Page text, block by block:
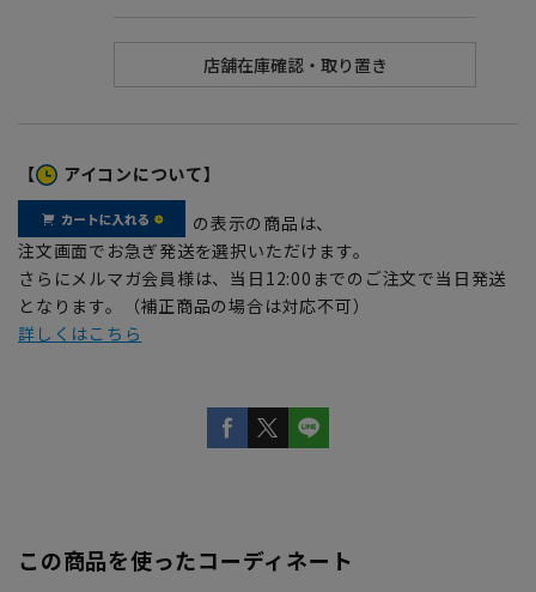
【 アイコンについて】
の表示の商品は、
注文画面でお急ぎ発送を選択いただけます。
さらにメルマガ会員様は、当日12:00までのご注文で当日発送
となります。（補正商品の場合は対応不可）
詳しくはこちら
この商品を使ったコーディネート